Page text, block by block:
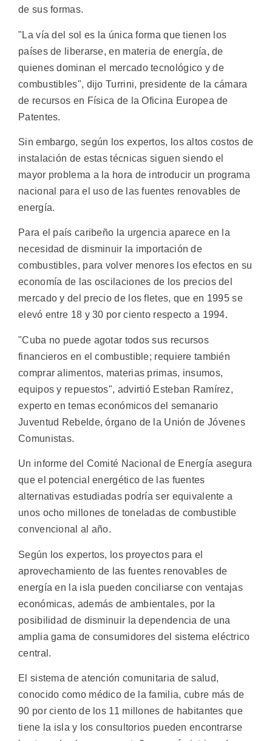
de sus formas.
"La vía del sol es la única forma que tienen los
países de liberarse, en materia de energía, de
quienes dominan el mercado tecnológico y de
combustibles", dijo Turrini, presidente de la cámara
de recursos en Física de la Oficina Europea de
Patentes.
Sin embargo, según los expertos, los altos costos de
instalación de estas técnicas siguen siendo el
mayor problema a la hora de introducir un programa
nacional para el uso de las fuentes renovables de
energía.
Para el país caribeño la urgencia aparece en la
necesidad de disminuir la importación de
combustibles, para volver menores los efectos en su
economía de las oscilaciones de los precios del
mercado y del precio de los fletes, que en 1995 se
elevó entre 18 y 30 por ciento respecto a 1994.
"Cuba no puede agotar todos sus recursos
financieros en el combustible; requiere también
comprar alimentos, materias primas, insumos,
equipos y repuestos", advirtió Esteban Ramírez,
experto en temas económicos del semanario
Juventud Rebelde, órgano de la Unión de Jóvenes
Comunistas.
Un informe del Comité Nacional de Energía asegura
que el potencial energético de las fuentes
alternativas estudiadas podría ser equivalente a
unos ocho millones de toneladas de combustible
convencional al año.
Según los expertos, los proyectos para el
aprovechamiento de las fuentes renovables de
energía en la isla pueden conciliarse con ventajas
económicas, además de ambientales, por la
posibilidad de disminuir la dependencia de una
amplia gama de consumidores del sistema eléctrico
central.
El sistema de atención comunitaria de salud,
conocido como médico de la familia, cubre más de
90 por ciento de los 11 millones de habitantes que
tiene la isla y los consultorios pueden encontrarse